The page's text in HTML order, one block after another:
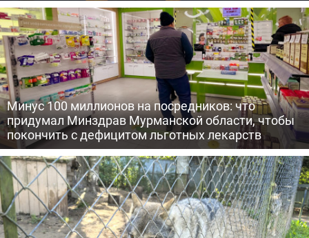
Минус 100 миллионов на посредников: что
придумал Минздрав Мурманской области, чтобы
покончить с дефицитом льготных лекарств